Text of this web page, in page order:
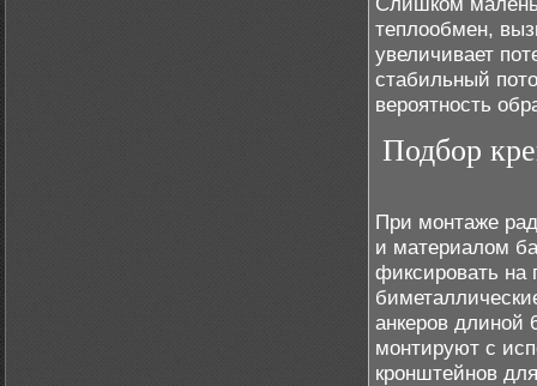
теплообмен,
увеличивает
стабильный
вероятность
Подбор
При монтаже
и материалом
фиксировать на
анкеров длиной
монтируют с
кронштейнов